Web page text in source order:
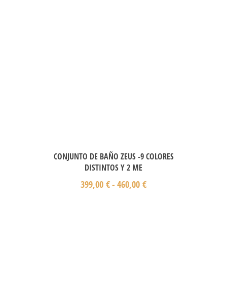
CONJUNTO DE BAÑO ZEUS -9 COLORES
DISTINTOS Y 2 ME
399,00 €- 460,00 €